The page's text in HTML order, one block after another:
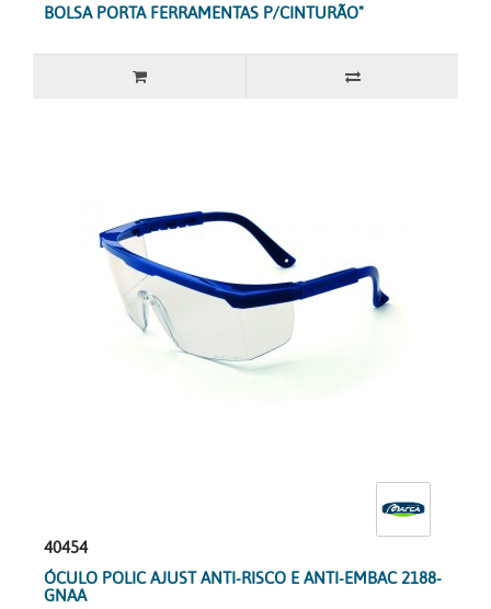
BOLSA PORTA FERRAMENTAS P/CINTURÃO"
40454
ÓCULO POLIC AJUST ANTI-RISCO E ANTI-EMBAC 2188-
GNAA